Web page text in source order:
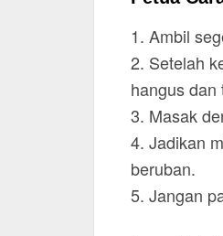
1. Ambil
2. Setelah
hangus dan
3. Masak
4. Jadikan
beruban.
5. Jangan